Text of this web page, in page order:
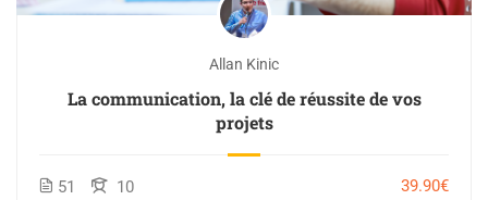
Allan Kinic
La communication, la clé de réussite de vos
projets
51 10 39.90€